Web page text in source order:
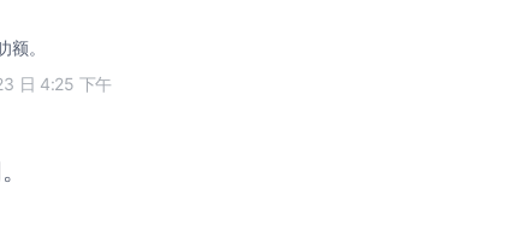
额。
日 4:25 下午